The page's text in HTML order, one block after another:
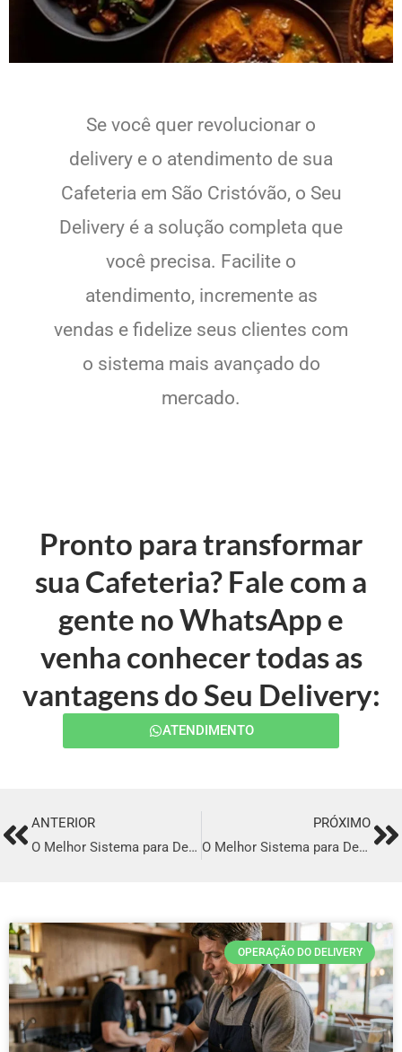
Se você quer revolucionar o
delivery e o atendimento de sua
Cafeteria em São Cristóvão, o Seu
Delivery é a solução completa que
você precisa. Facilite o
atendimento, incremente as
vendas e fidelize seus clientes com
o sistema mais avançado do
mercado.
Pronto para transformar
sua Cafeteria? Fale com a
gente no WhatsApp e
venha conhecer todas as
vantagens do Seu Delivery:
ATENDIMENTO
PrevANTERIOR
O Melhor Sistema para Delivery em Ijuí
PRÓXIMO
O Melhor Sistema para Delivery em Guanambi
OPERAÇÃO DO DELIVERY